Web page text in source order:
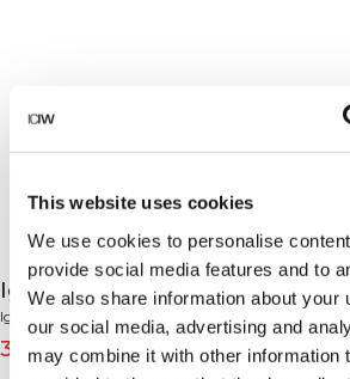
This website uses cookies
We use cookies to personalise
provide social media features and to
We also share information about your
our social media, advertising and
may combine it with other information
Ignite Tank Cloudy Grey
Ignite Collection
36€45€(-20%)